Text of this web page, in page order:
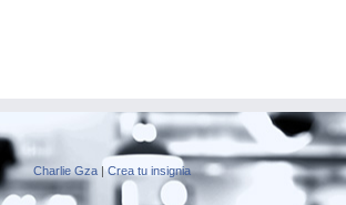
Charlie Gza |Crea tu insignia